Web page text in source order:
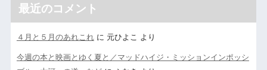
最近のコメント
４月と５月のあれこれに 元ひよこ より
今週の本と映画とゆく夏と／マッドハイジ・ミッションインポッシ